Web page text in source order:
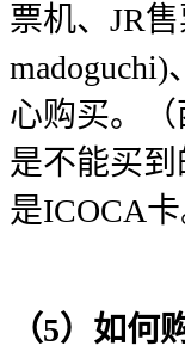
票机、JR
心购买。
是不能买
是ICOCA卡
（5）如何